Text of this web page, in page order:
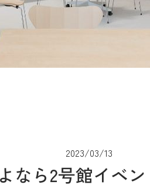
2023/03/13
よなら2号館イベ